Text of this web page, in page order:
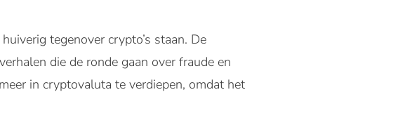
tegenover crypto’s staan. De
die de ronde gaan over fraude en
in cryptovaluta te verdiepen, omdat het